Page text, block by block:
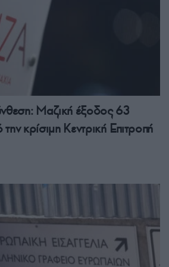
Μαζική έξοδος 63
κρίσιμη Κεντρική Επιτροπή